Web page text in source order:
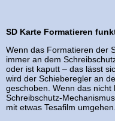
SD Karte Formatieren
Wenn das Formatieren der
immer an dem
oder ist kaputt – das lässt
wird der Schieberegler an
geschoben. Wenn das
Schreibschutz-
mit etwas Tesafilm umgehen.